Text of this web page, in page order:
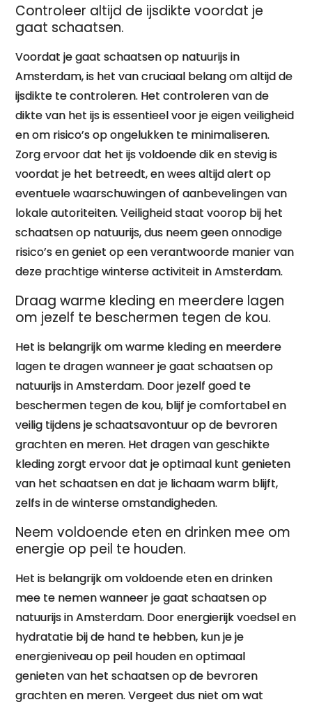
Controleer altijd de ijsdikte voordat je
gaat schaatsen.
Voordat je gaat schaatsen op natuurijs in
Amsterdam, is het van cruciaal belang om altijd de
ijsdikte te controleren. Het controleren van de
dikte van het ijs is essentieel voor je eigen veiligheid
en om risico’s op ongelukken te minimaliseren.
Zorg ervoor dat het ijs voldoende dik en stevig is
voordat je het betreedt, en wees altijd alert op
eventuele waarschuwingen of aanbevelingen van
lokale autoriteiten. Veiligheid staat voorop bij het
schaatsen op natuurijs, dus neem geen onnodige
risico’s en geniet op een verantwoorde manier van
deze prachtige winterse activiteit in Amsterdam.
Draag warme kleding en meerdere lagen
om jezelf te beschermen tegen de kou.
Het is belangrijk om warme kleding en meerdere
lagen te dragen wanneer je gaat schaatsen op
natuurijs in Amsterdam. Door jezelf goed te
beschermen tegen de kou, blijf je comfortabel en
veilig tijdens je schaatsavontuur op de bevroren
grachten en meren. Het dragen van geschikte
kleding zorgt ervoor dat je optimaal kunt genieten
van het schaatsen en dat je lichaam warm blijft,
zelfs in de winterse omstandigheden.
Neem voldoende eten en drinken mee om
energie op peil te houden.
Het is belangrijk om voldoende eten en drinken
mee te nemen wanneer je gaat schaatsen op
natuurijs in Amsterdam. Door energierijk voedsel en
hydratatie bij de hand te hebben, kun je je
energieniveau op peil houden en optimaal
genieten van het schaatsen op de bevroren
grachten en meren. Vergeet dus niet om wat